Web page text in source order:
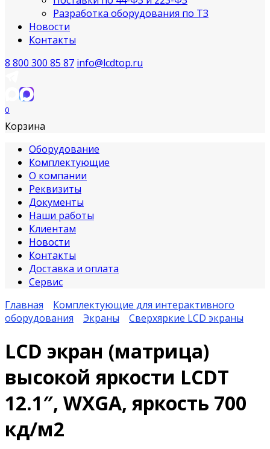
Разработка оборудования по ТЗ
Новости
Контакты
8 800 300 85 87 info@lcdtop.ru
0
Корзина
Оборудование
Комплектующие
О компании
Реквизиты
Документы
Наши работы
Клиентам
Новости
Контакты
Доставка и оплата
Сервис
Главная
Комплектующие для интерактивного
оборудования
Экраны Сверхяркие LCD экраны
LCD экран (матрица)
высокой яркости LCDT
12.1″, WXGA, яркость 700
кд/м2